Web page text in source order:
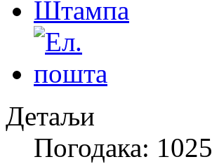
Детаљи
Погодака: 1025